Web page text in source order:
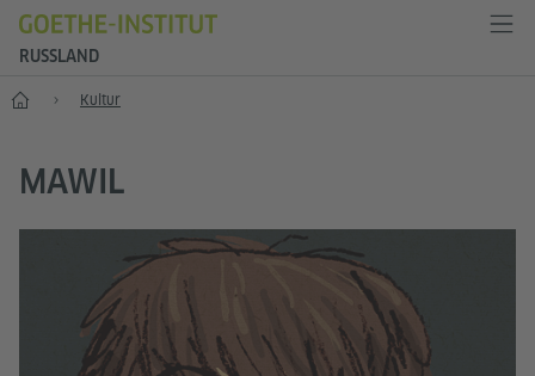
RUSSLAND
Start Kultur
MAWIL